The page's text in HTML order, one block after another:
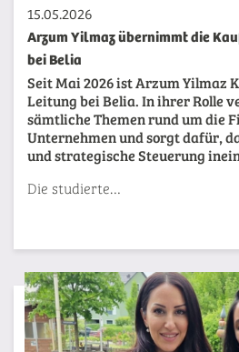
15.05.2026
Arzum Yilmaz übernimmt die
bei Belia
Seit Mai 2026 ist Arzum Yilmaz
Leitung bei Belia. In ihrer Rolle
sämtliche Themen rund um die
Unternehmen und sorgt dafür,
und strategische Steuerung
Die studierte…